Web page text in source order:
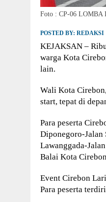
Foto : CP-06 LOMBA
POSTED BY: REDAKSI
KEJAKSAN –
warga Kota
lain.
Wali Kota
start, tepat di
Para peserta
Diponegoro-Jalan
Lawanggada-
Balai Kota
Event Cirebon
Para peserta